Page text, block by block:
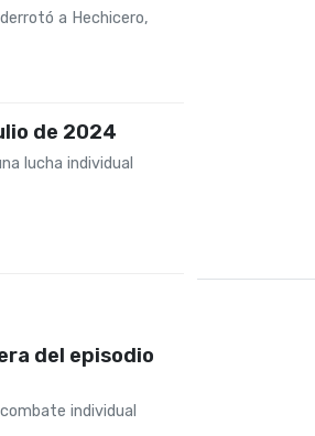
a Hechicero,
de 2024
lucha individual
del episodio
individual